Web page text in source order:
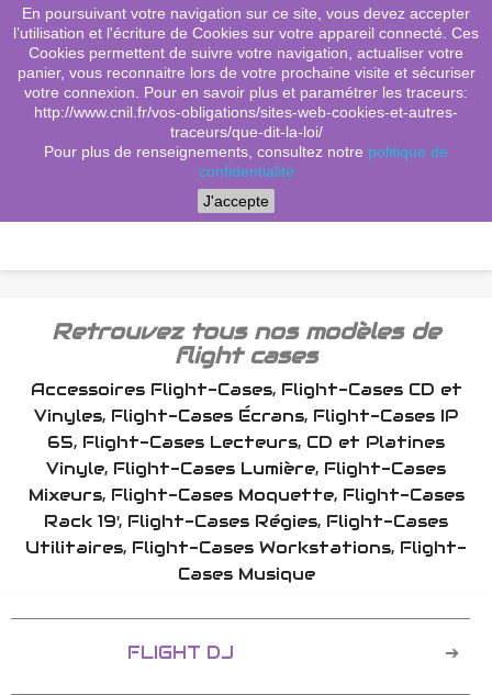
shopping_cart (0)

search
Menu
Retrouvez tous nos modèles de
flight cases
Accessoires Flight-Cases, Flight-Cases CD et
Vinyles, Flight-Cases Écrans, Flight-Cases IP
65, Flight-Cases Lecteurs, CD et Platines
Vinyle, Flight-Cases Lumière, Flight-Cases
Mixeurs, Flight-Cases Moquette, Flight-Cases
Rack 19', Flight-Cases Régies, Flight-Cases
Utilitaires, Flight-Cases Workstations, Flight-
Cases Musique
FLIGHT DJ
En poursuivant votre navigation sur ce site, vous devez accepter
l’utilisation et l'écriture de Cookies sur votre appareil connecté. Ces
Cookies permettent de suivre votre navigation, actualiser votre
panier, vous reconnaitre lors de votre prochaine visite et sécuriser
votre connexion. Pour en savoir plus et paramétrer les traceurs:
http://www.cnil.fr/vos-obligations/sites-web-cookies-et-autres-
traceurs/que-dit-la-loi/
Pour plus de renseignements, consultez notre politique de
confidentialité
J'accepte